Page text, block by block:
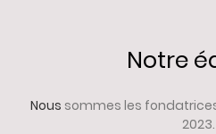
Notre
Nous sommes les fondatrices
2023.